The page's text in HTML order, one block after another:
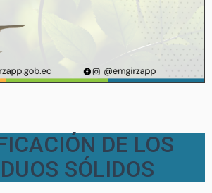
DE LOS
SÓLIDOS